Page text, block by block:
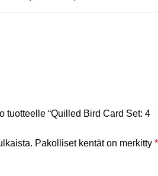
tuotteelle “Quilled Bird Card Set: 4
Pakolliset kentät on merkitty *